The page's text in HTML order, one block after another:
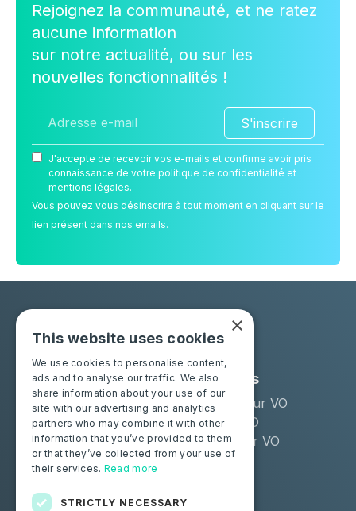
Rejoignez la communauté, et ne ratez
aucune information
sur notre actualité, ou sur les
nouvelles fonctionnalités !
S'inscrire
J'accepte de recevoir vos e-mails et confirme avoir pris
connaissance de votre politique de confidentialité et
mentions légales.
Vous pouvez vous désinscrire à tout moment en cliquant sur le
lien présent dans nos emails.
Solutions
Moba Certify Pro
Boutique
Industries
Remarketeur VO
Loueur LLD
Distributeur VO
Particuliers
Certifiez votre batterie
×
This website uses cookies
We use cookies to personalise content,
ads and to analyse our traffic. We also
share information about your use of our
site with our advertising and analytics
partners who may combine it with other
information that you’ve provided to them
or that they’ve collected from your use of
their services. Read more
STRICTLY NECESSARY